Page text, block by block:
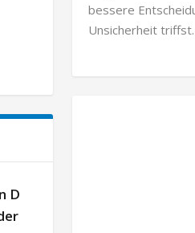
D
bessere
Unsicherheit triffst.